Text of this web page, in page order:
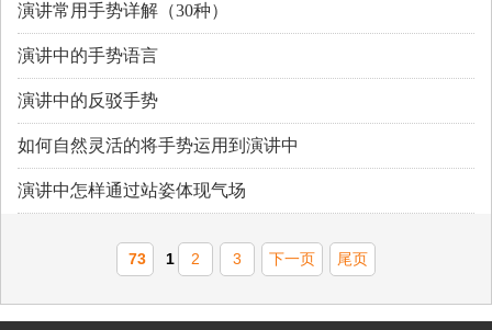
演讲常用手势详解（30种）
演讲中的手势语言
演讲中的反驳手势
如何自然灵活的将手势运用到演讲中
演讲中怎样通过站姿体现气场
73 1 2 3 下一页 尾页